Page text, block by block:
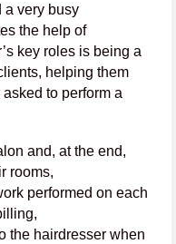
a very busy
the help of
key roles is being a
helping them
to perform a
and, at the end,
rooms,
performed on each
the hairdresser when